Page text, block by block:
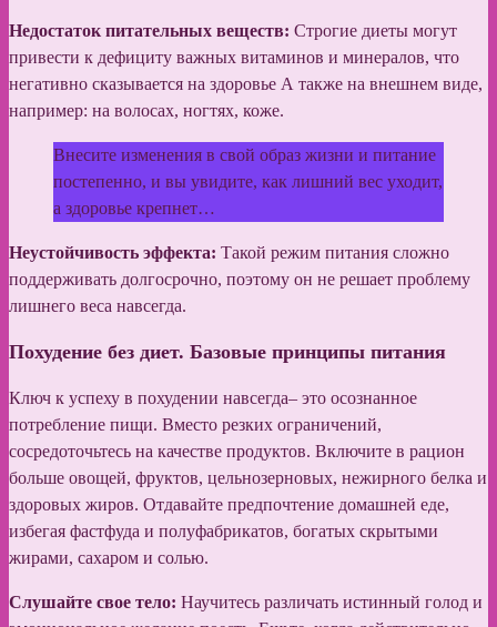
Недостаток питательных веществ: Строгие диеты могут
привести к дефициту важных витаминов и минералов, что
негативно сказывается на здоровье А также на внешнем виде,
например: на волосах, ногтях, коже.
Внесите изменения в свой образ жизни и питание
постепенно, и вы увидите, как лишний вес уходит,
а здоровье крепнет…
Неустойчивость эффекта: Такой режим питания сложно
поддерживать долгосрочно, поэтому он не решает проблему
лишнего веса навсегда.
Похудение без диет. Базовые принципы питания
Ключ к успеху в похудении навсегда– это осознанное
потребление пищи. Вместо резких ограничений,
сосредоточьтесь на качестве продуктов. Включите в рацион
больше овощей, фруктов, цельнозерновых, нежирного белка и
здоровых жиров. Отдавайте предпочтение домашней еде,
избегая фастфуда и полуфабрикатов, богатых скрытыми
жирами, сахаром и солью.
Слушайте свое тело: Научитесь различать истинный голод и